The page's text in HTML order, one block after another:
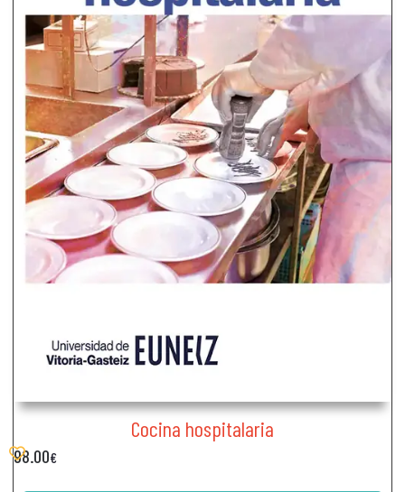
Cocina hospitalaria
98.00€